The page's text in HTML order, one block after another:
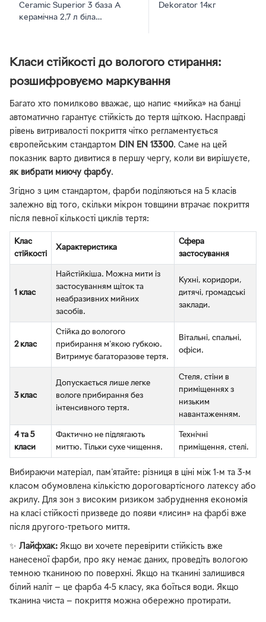
Ceramic Superior 3 база А
керамічна 2,7 л біла
Dekorator 14кг
Класи стійкості до вологого стирання:
розшифровуємо маркування
Багато хто помилково вважає, що напис «мийка» на банці
автоматично гарантує стійкість до тертя щіткою. Насправді
рівень витривалості покриття чітко регламентується
європейським стандартом
DIN EN 13300. Саме на цей
показник варто дивитися в першу чергу, коли ви вирішуєте,
як вибрати миючу фарбу.
Згідно з цим стандартом, фарби поділяються на 5 класів
залежно від того, скільки мікрон товщини втрачає покриття
після певної кількості циклів тертя:
Клас
стійкості
Характеристика
Сфера
застосування
1 клас
Найстійкіша. Можна мити із
застосуванням щіток та
неабразивних мийних
засобів.
Кухні, коридори,
дитячі, громадські
заклади.
2 клас
Стійка до вологого
прибирання м'якою губкою.
Витримує багаторазове тертя.
Вітальні, спальні,
офіси.
3 клас
Допускається лише легке
вологе прибирання без
інтенсивного тертя.
Стеля, стіни в
приміщеннях з
низьким
навантаженням.
4 та 5
класи
Фактично не підлягають
миттю. Тільки сухе чищення.
Технічні
приміщення, стелі.
Вибираючи матеріал, пам'ятайте: різниця в ціні між 1-м та 3-м
класом обумовлена кількістю дороговартісного латексу або
акрилу. Для зон з високим ризиком забруднення економія
на класі стійкості призведе до появи «лисин» на фарбі вже
після другого-третього миття.
✨ Лайфхак: Якщо ви хочете перевірити стійкість вже
нанесеної фарби, про яку немає даних, проведіть вологою
темною тканиною по поверхні. Якщо на тканині залишився
білий наліт — це фарба 4-5 класу, яка боїться води. Якщо
тканина чиста — покриття можна обережно протирати.